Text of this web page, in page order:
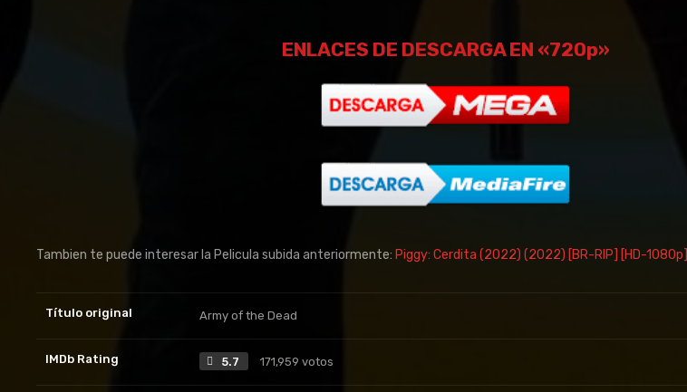
ENLACES DE DESCARGA EN «720p»
Tambien te puede interesar la Pelicula subida anteriormente: Piggy: Cerdita (2022) (2022) [BR-RIP] [HD-1080p]
Título original Army of the Dead
IMDb Rating 5.7 171,959 votos